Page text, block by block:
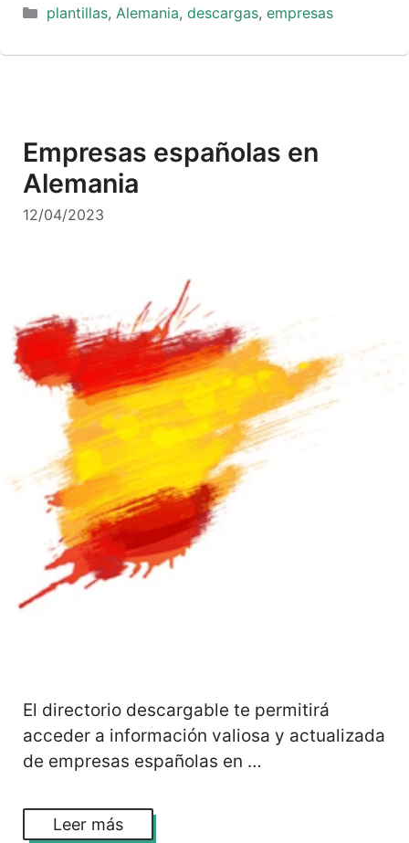
Categorías
plantillas, Alemania, descargas, empresas
Empresas españolas en
Alemania
12/04/2023
El directorio descargable te permitirá
acceder a información valiosa y actualizada
de empresas españolas en …
Leer más